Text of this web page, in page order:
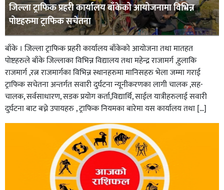
जिल्ला ट्राफिक प्रहरी कार्यालय बाँकेको आयोजनामा विभिन्न
पोष्टहरुमा ट्राफिक सचेतना
बाँके । जिल्ला ट्राफिक प्रहरी कार्यालय बाँकेको आयोजना तथा मातहत
पोष्टहरुले बाँके जिल्लाका विभिन्न विद्यालय तथा महेन्द्र राजामर्ग ,हुलाकि
राजमार्ग ,रत्न राजमार्गका विभिन्न स्थानहरुमा मानिसहरु भेला जम्मा गराई
ट्राफिक सचेतना अन्तर्गत सवारी दुर्घटना न्यूनीकरणका लागी चालक ,सह-
चालक, सर्वसाधारण, सडक प्रयोग कर्ता,विद्यार्थि, साईल यात्रीहरुलाई सवारी
दुर्घटना बाट बच्ने उपायहरु , ट्राफिक नियमका बारेमा यस कार्यालय तथा […]